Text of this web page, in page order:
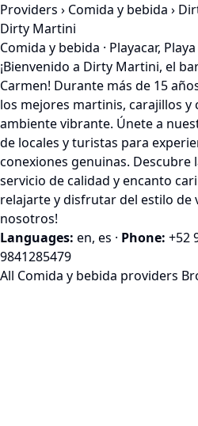
Providers › Comida y bebida ›
Dirty Martini
Comida y bebida · Playacar,
¡Bienvenido a Dirty Martini, el
Carmen! Durante más de 15
los mejores martinis, carajillos y
ambiente vibrante. Únete a
de locales y turistas para
conexiones genuinas. Descubre
servicio de calidad y encanto
relajarte y disfrutar del estilo de
nosotros!
Languages: en, es · Phone: +52
9841285479
All Comida y bebida providers